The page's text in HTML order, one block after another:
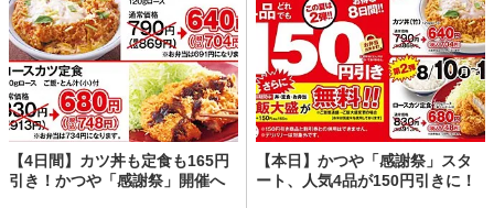
【4日間】カツ丼も定食も165円
引き！かつや「感謝祭」開催へ
【本日】かつや「感謝祭」スタ
ート、人気4品が150円引きに！